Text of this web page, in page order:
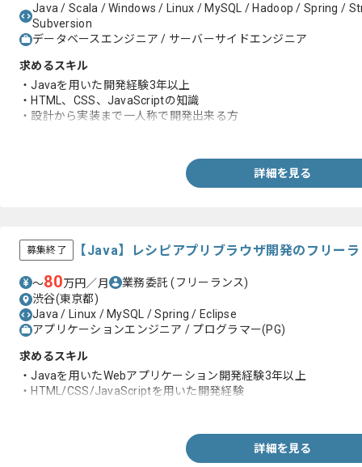
Java / Scala / Windows / Linux / MySQL / Hadoop / Spring /
Subversion
データベースエンジニア / サーバーサイドエンジニア
求めるスキル
・Javaを用いた開発経験3年以上
・HTML、CSS、JavaScriptの知識
・設計から実装まで一人称で開発出来る方
詳細を見る
募集終了 【Java】レシピアプリブラウザ開発のフリー
〜80万円／月 業務委託(フリーランス)
渋谷(東京都)
Java / Linux / MySQL / Spring / Eclipse
アプリケーションエンジニア / プログラマー(PG)
求めるスキル
・Javaを用いたWebアプリケーション開発経験3年以上
・HTML/CSS/JavaScriptを用いた開発経験
詳細を見る